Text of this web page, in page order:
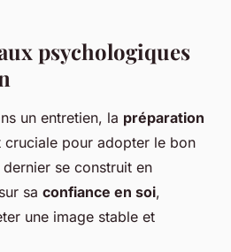
psychologiques
un entretien, la préparation
cruciale pour adopter le bon
dernier se construit en
sa confiance en soi,
une image stable et